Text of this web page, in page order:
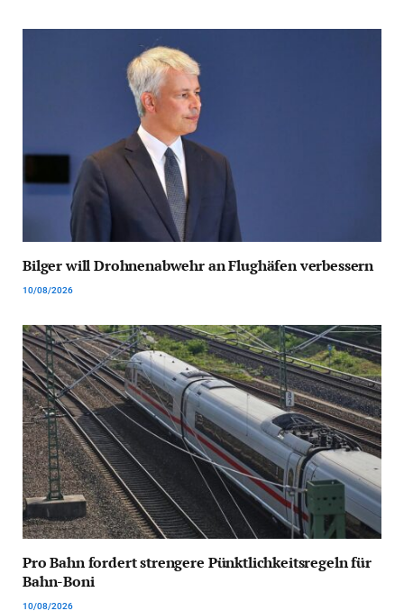
Bilger will Drohnenabwehr an Flughäfen verbessern
10/08/2026
Pro Bahn fordert strengere Pünktlichkeitsregeln für
Bahn-Boni
10/08/2026